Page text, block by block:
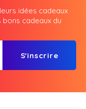
idées cadeaux
cadeaux du
S'inscrire